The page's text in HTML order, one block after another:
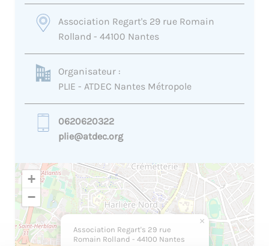
Association Regart's 29 rue Romain
Rolland - 44100 Nantes
Organisateur :
PLIE - ATDEC Nantes Métropole
0620620322
plie@atdec.org
Association Regart's 29 rue
Romain Rolland - 44100 Nantes
×
+
−